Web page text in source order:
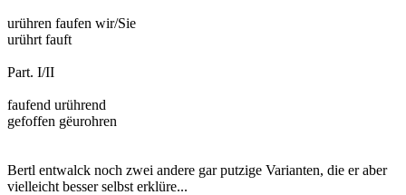
urühren faufen wir/Sie
urührt fauft
Part. I/II
faufend urührend
gefoffen gëurohren
Bertl entwalck noch zwei andere gar putzige Varianten, die er aber
vielleicht besser selbst erklüre...